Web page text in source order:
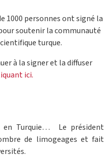
1000 personnes ont signé la
soutenir la communauté
turque.
à la signer et la diffuser
ici.
en Turquie… Le président
de limogeages et fait